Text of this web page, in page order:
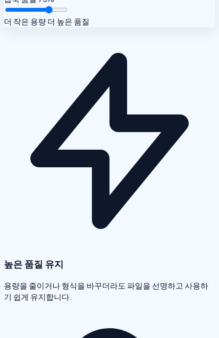
더 작은 용량더 높은 품질
높은 품질 유지
용량을 줄이거나 형식을 바꾸더라도 파일을 선명하고 사용하
기 쉽게 유지합니다.